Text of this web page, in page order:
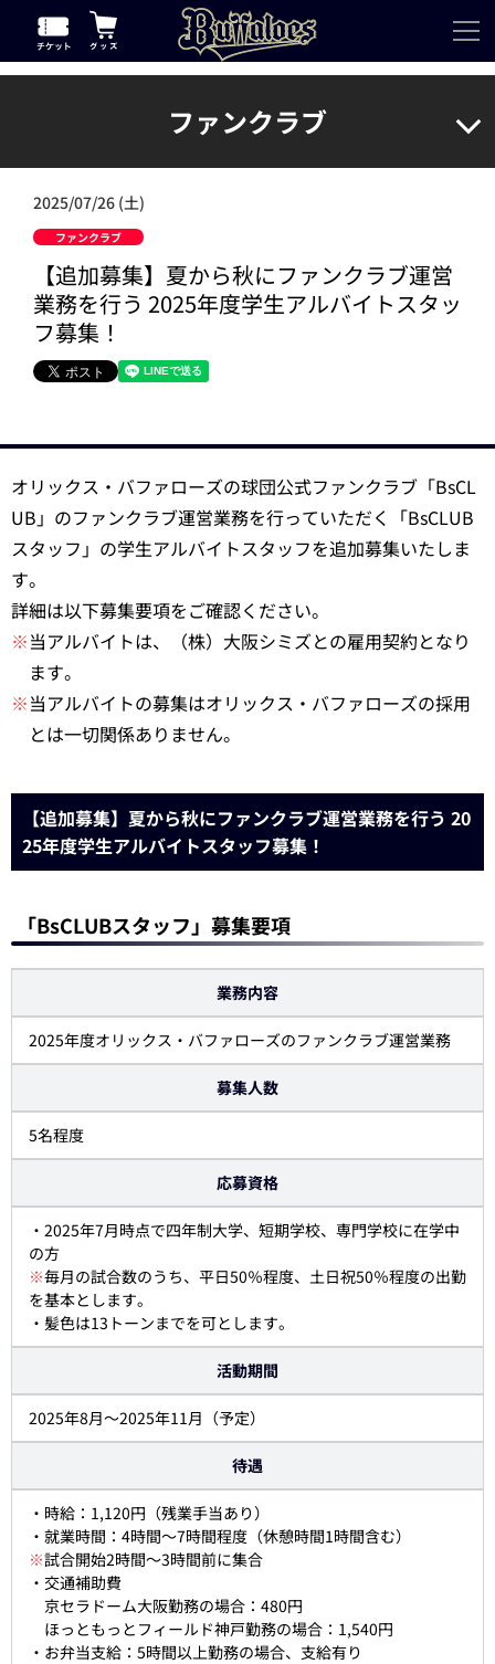
ファンクラブ
2025/07/26 (土)
ファンクラブ
【追加募集】夏から秋にファンクラブ運営
業務を行う 2025年度学生アルバイトスタッ
フ募集！
オリックス・バファローズの球団公式ファンクラブ「BsCL
UB」のファンクラブ運営業務を行っていただく「BsCLUB
スタッフ」の学生アルバイトスタッフを追加募集いたしま
す。
詳細は以下募集要項をご確認ください。
※当アルバイトは、（株）大阪シミズとの雇用契約となり
ます。
※当アルバイトの募集はオリックス・バファローズの採用
とは一切関係ありません。
【追加募集】夏から秋にファンクラブ運営業務を行う 20
25年度学生アルバイトスタッフ募集！
「BsCLUBスタッフ」募集要項
業務内容
2025年度オリックス・バファローズのファンクラブ運営業務
募集人数
5名程度
応募資格
・2025年7月時点で四年制大学、短期学校、専門学校に在学中
の方
※毎月の試合数のうち、平日50％程度、土日祝50％程度の出勤
を基本とします。
・髪色は13トーンまでを可とします。
活動期間
2025年8月～2025年11月（予定）
待遇
・時給：1,120円（残業手当あり）
・就業時間：4時間～7時間程度（休憩時間1時間含む）
※試合開始2時間～3時間前に集合
・交通補助費
京セラドーム大阪勤務の場合：480円
ほっともっとフィールド神戸勤務の場合：1,540円
・お弁当支給：5時間以上勤務の場合、支給有り